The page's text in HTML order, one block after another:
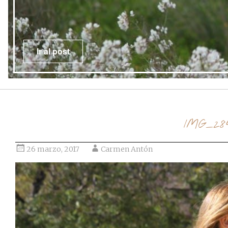
Ir al post
26 marzo, 2017 Carmen Antón